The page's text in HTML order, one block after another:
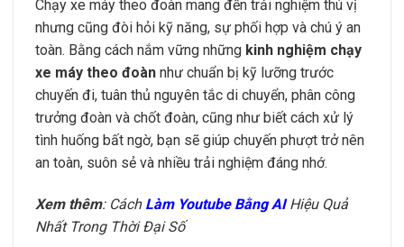
Chạy xe máy theo đoàn mang đến trải nghiệm thú vị
nhưng cũng đòi hỏi kỹ năng, sự phối hợp và chú ý an
toàn. Bằng cách nắm vững những kinh nghiệm chạy
xe máy theo đoàn như chuẩn bị kỹ lưỡng trước
chuyến đi, tuân thủ nguyên tắc di chuyển, phân công
trưởng đoàn và chốt đoàn, cũng như biết cách xử lý
tình huống bất ngờ, bạn sẽ giúp chuyến phượt trở nên
an toàn, suôn sẻ và nhiều trải nghiệm đáng nhớ.
Xem thêm: Cách Làm Youtube Bằng AIHiệu Quả
Nhất Trong Thời Đại Số